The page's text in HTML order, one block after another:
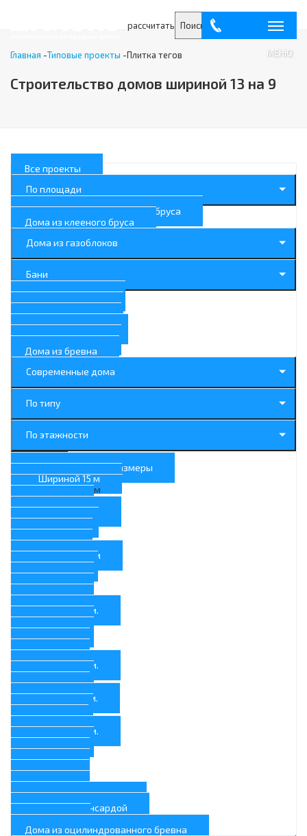
рассчитать
МЕНЮ
Поиск
Главная -Типовые проекты -Плитка тегов
Строительство домов шириной 13 на 9
Все проекты
По площади
Дома из профилированного бруса
Дома из клееного бруса
Дома из газоблоков
Бани
Дома с балконом
Дома с террасой
Дома с гаражом
Дома с котельной
Дома с камином
Дома из бревна
Современные дома
По типу
По этажности
Нестандартные размеры
Шириной 15 м
Шириной 13 м
13x9
Шириной 11 м
11x24
11x9
11x6
Шириной 10 м
10x10
10x8
10x6
10x5
Шириной 9 м.
9x13
9x12
9x9
9x8
Шириной 8 м.
8x10
8x8
Шириной 7 м.
7x10
7x7
Шириной 6 м.
6х13
6x9
6x8
6x7
6x6
6x6 в один этаж
6x6 с мансардой
6х4
Дома из оцилиндрованного бревна